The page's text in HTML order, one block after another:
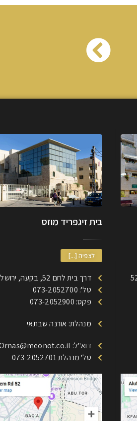
בית זיגפריד מוזס
לצפיה [...]
דרך בית לחם 52, בקעה, ירושלים
טל': 073-2052700
פקס: 073-2052900
מנהלת: אורנה שבתאי
דוא"ל: Ornas@meonot.co.il
טל' מנהלת 073-2052701